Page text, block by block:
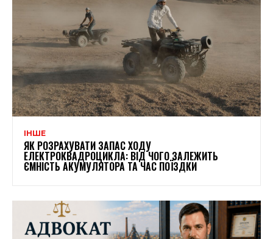
ІНШЕ
ЯК РОЗРАХУВАТИ ЗАПАС ХОДУ
ЕЛЕКТРОКВАДРОЦИКЛА: ВІД ЧОГО ЗАЛЕЖИТЬ
ЄМНІСТЬ АКУМУЛЯТОРА ТА ЧАС ПОЇЗДКИ